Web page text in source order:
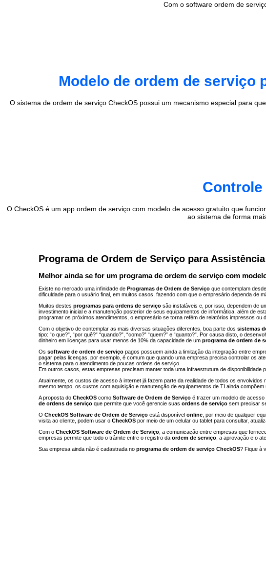
Com o software ordem de
Modelo de ordem de serviço
O sistema de ordem de serviço CheckOS possui um mecanismo especial para
O CheckOS é um app ordem de serviço com modelo de acesso gratuito que
ao sistema de forma
Programa de Ordem de Serviço para
Melhor ainda se for um programa de ordem de serviço com
Existe no mercado uma infinidade de Programas de Ordem de Serviço que contemplam
dificuldade para o usuário final, em muitos casos, fazendo com que o empresário dependa de
Muitos destesprogramas para ordens de serviço são instaláveis e, por isso, dependem de
investimento inicial e a manutenção posterior de seus equipamentos de informática, além de
programar os próximos atendimentos, o empresário se torna refém de relatórios impressos
Com o objetivo de contemplar as mais diversas situações diferentes, boa parte dossistemas
tipo: “o que?”, “por quê?” “quando?”, “como?” “quem?” e “quanto?”. Por causa disto, o
dinheiro em licenças para usar menos de 10% da capacidade de umprograma de ordem de
Ossoftware de ordem de serviço pagos possuem ainda a limitação da integração entre
pagar pelas licenças, por exemplo, é comum que quando uma empresa precisa controlar os
o sistema para o atendimento de poucas ordens de serviço.
Em outros casos, estas empresas precisam manter toda uma infraestrutura de disponibilidade
Atualmente, os custos de acesso à internet já fazem parte da realidade de todos os
mesmo tempo, os custos com aquisição e manutenção de equipamentos de TI ainda
A proposta doCheckOS comoSoftware de Ordem de Serviço é trazer um modelo de acesso
de ordens de serviço que permite que você gerencie suasordens de serviço sem precisar
OCheckOS Software de Ordem de Serviço está disponívelonline , por meio de qualquer
visita ao cliente, podem usar oCheckOS por meio de um celular ou tablet para consultar,
Com oCheckOS Software de Ordem de Serviço , a comunicação entre empresas que
empresas permite que todo o trâmite entre o registro daordem de serviço , a aprovação e o
Sua empresa ainda não é cadastrada noprograma de ordem de serviço CheckOS? Fique à